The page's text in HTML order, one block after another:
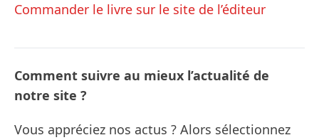
Commander le livre sur le site de l’éditeur
Comment suivre au mieux l’actualité de
notre site ?
Vous appréciez nos actus ? Alors sélectionnez